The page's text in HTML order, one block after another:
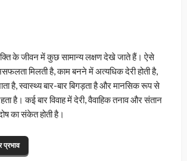
के जीवन में कुछ सामान्य लक्षण देखे जाते हैं। ऐसे
मिलती है, काम बनने में अत्यधिक देरी होती है,
है, स्वास्थ्य बार-बार बिगड़ता है और मानसिक रूप से
है। कई बार विवाह में देरी, वैवाहिक तनाव और संतान
का संकेत होती है।
प्रभाव